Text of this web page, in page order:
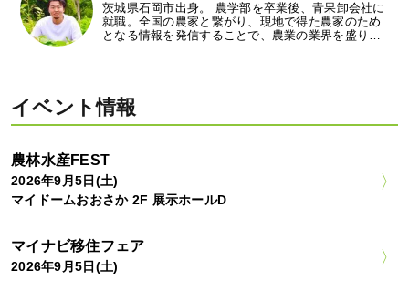
茨城県石岡市出身。 農学部を卒業後、青果卸会社に
就職。全国の農家と繋がり、現地で得た農家のため
となる情報を発信することで、農業の業界を盛り…
イベント情報
農林水産FEST
2026年9月5日(土)
マイドームおおさか 2F 展示ホールD
マイナビ移住フェア
2026年9月5日(土)